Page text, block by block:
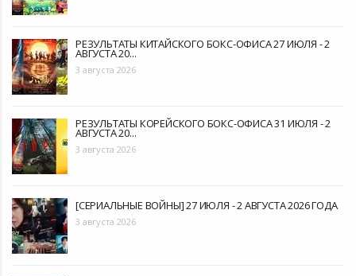
РЕЗУЛЬТАТЫ КИТАЙСКОГО БОКС-ОФИСА 27 ИЮЛЯ - 2
АВГУСТА 20...
3 августа 2026
РЕЗУЛЬТАТЫ КОРЕЙСКОГО БОКС-ОФИСА 31 ИЮЛЯ - 2
АВГУСТА 20...
3 августа 2026
[СЕРИАЛЬНЫЕ ВОЙНЫ] 27 ИЮЛЯ - 2 АВГУСТА 2026 ГОДА
3 августа 2026